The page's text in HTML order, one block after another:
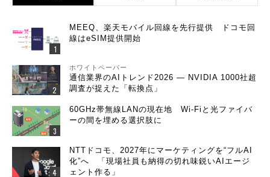
MEEQ、楽天モバイル回線を先行提供 ドコモ回
線はeSIM提供開始
ホワイトペーパー
通信業界のAIトレンド2026 ― NVIDIA 1000社超
調査が捉えた「転換点」
60GHz帯無線LANの現在地 Wi-Fiと光ファイバ
ーの間を埋める選択肢に
NTTドコモ、2027年にマーケティングを“フルAI
化”へ 「現場社員も納得の切れ味鋭いAIエージ
ェント作る」